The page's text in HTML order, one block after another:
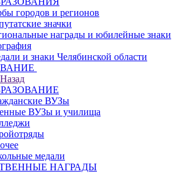
городов и регионов
значки
награды и юбилейные знаки
и знаки Челябинской области
Назад
ВУЗы
ВУЗы и училища
медали
НАГРАДЫ